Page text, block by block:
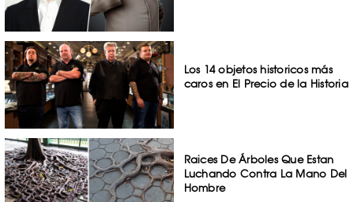
Los 14 objetos historicos más
caros en El Precio de la Historia
Raices De Árboles Que Estan
Luchando Contra La Mano Del
Hombre